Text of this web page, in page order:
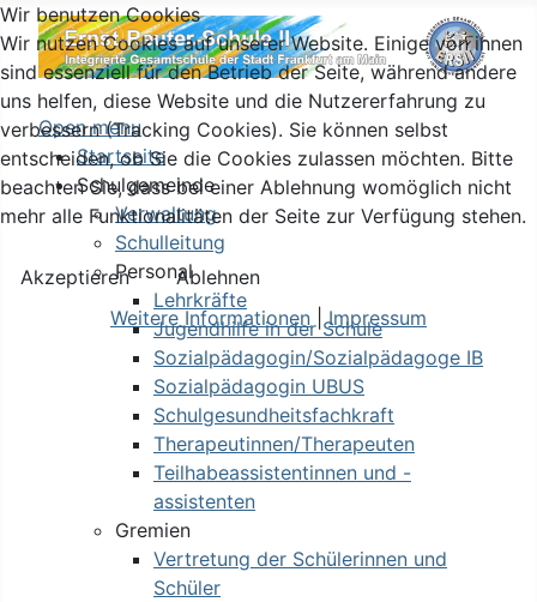
Open menu
Startseite
Schulgemeinde
Verwaltung
Schulleitung
Personal
Lehrkräfte
Jugendhilfe in der Schule
Sozialpädagogin/Sozialpädagoge IB
Sozialpädagogin UBUS
Schulgesundheitsfachkraft
Therapeutinnen/Therapeuten
Teilhabeassistentinnen und -
assistenten
Gremien
Vertretung der Schülerinnen und
Schüler
Wir benutzen Cookies
Wir nutzen Cookies auf unserer Website. Einige von ihnen
sind essenziell für den Betrieb der Seite, während andere
uns helfen, diese Website und die Nutzererfahrung zu
verbessern (Tracking Cookies). Sie können selbst
entscheiden, ob Sie die Cookies zulassen möchten. Bitte
beachten Sie, dass bei einer Ablehnung womöglich nicht
mehr alle Funktionalitäten der Seite zur Verfügung stehen.
Akzeptieren
Ablehnen
Weitere Informationen |Impressum